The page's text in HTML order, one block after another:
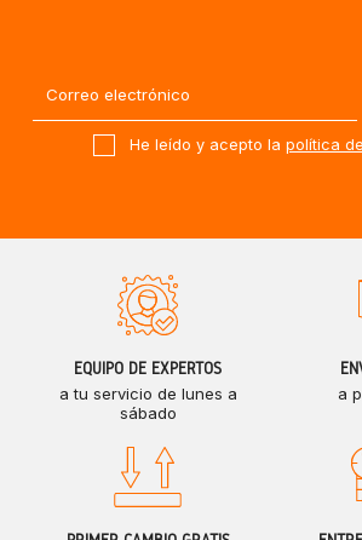
He leído y acepto la política
EQUIPO DE EXPERTOS
a tu servicio de lunes a
sábado
a